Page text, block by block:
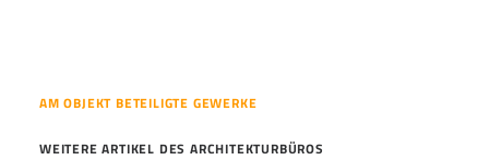
AM OBJEKT BETEILIGTE GEWERKE
WEITERE ARTIKEL DES ARCHITEKTURBÜROS